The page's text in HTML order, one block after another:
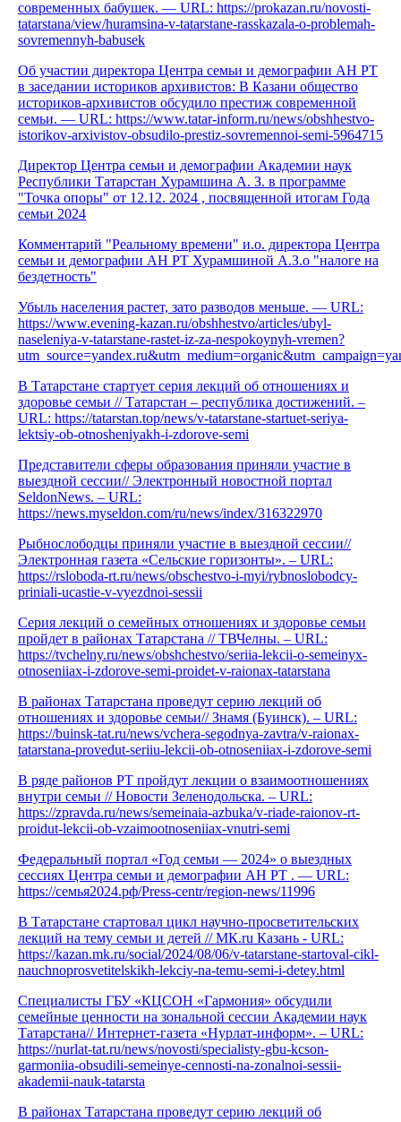
современных бабушек. — URL: https://prokazan.ru/novosti-
tatarstana/view/huramsina-v-tatarstane-rasskazala-o-problemah-
sovremennyh-babusek
Об участии директора Центра семьи и демографии АН РТ
в заседании историков архивистов: В Казани общество
историков-архивистов обсудило престиж современной
семьи. — URL: https://www.tatar-inform.ru/news/obshhestvo-
istorikov-arxivistov-obsudilo-prestiz-sovremennoi-semi-5964715
Директор Центра семьи и демографии Академии наук
Республики Татарстан Хурамшина А. З. в программе
"Точка опоры" от 12.12. 2024 , посвященной итогам Года
семьи 2024
Комментарий "Реальному времени" и.о. директора Центра
семьи и демографии АН РТ Хурамшиной А.З.о "налоге на
бездетность"
Убыль населения растет, зато разводов меньше. — URL:
https://www.evening-kazan.ru/obshhestvo/articles/ubyl-
naseleniya-v-tatarstane-rastet-iz-za-nespokoynyh-vremen?
В Татарстане стартует серия лекций об отношениях и
здоровье семьи // Татарстан – республика достижений. –
URL: https://tatarstan.top/news/v-tatarstane-startuet-seriya-
lektsiy-ob-otnosheniyakh-i-zdorove-semi
Представители сферы образования приняли участие в
выездной сессии// Электронный новостной портал
SeldonNews. – URL:
https://news.myseldon.com/ru/news/index/316322970
Рыбнослободцы приняли участие в выездной сессии//
Электронная газета «Сельские горизонты». – URL:
https://rsloboda-rt.ru/news/obschestvo-i-myi/rybnoslobodcy-
priniali-ucastie-v-vyezdnoi-sessii
Серия лекций о семейных отношениях и здоровье семьи
пройдет в районах Татарстана // ТВЧелны. – URL:
https://tvchelny.ru/news/obshchestvo/seriia-lekcii-o-semeinyx-
otnoseniiax-i-zdorove-semi-proidet-v-raionax-tatarstana
В районах Татарстана проведут серию лекций об
отношениях и здоровье семьи// Знамя (Буинск). – URL:
https://buinsk-tat.ru/news/vchera-segodnya-zavtra/v-raionax-
tatarstana-provedut-seriiu-lekcii-ob-otnoseniiax-i-zdorove-semi
В ряде районов РТ пройдут лекции о взаимоотношениях
внутри семьи // Новости Зеленодольска. – URL:
https://zpravda.ru/news/semeinaia-azbuka/v-riade-raionov-rt-
proidut-lekcii-ob-vzaimootnoseniiax-vnutri-semi
Федеральный портал «Год семьи — 2024» о выездных
сессиях Центра семьи и демографии АН РТ . — URL:
https://семья2024.рф/Press-centr/region-news/11996
В Татарстане стартовал цикл научно-просветительских
лекций на тему семьи и детей // MК.ru Казань - URL:
https://kazan.mk.ru/social/2024/08/06/v-tatarstane-startoval-cikl-
nauchnoprosvetitelskikh-lekciy-na-temu-semi-i-detey.html
Специалисты ГБУ «КЦСОН «Гармония» обсудили
семейные ценности на зональной сессии Академии наук
Татарстана// Интернет-газета «Нурлат-информ». – URL:
https://nurlat-tat.ru/news/novosti/specialisty-gbu-kcson-
garmoniia-obsudili-semeinye-cennosti-na-zonalnoi-sessii-
akademii-nauk-tatarsta
В районах Татарстана проведут серию лекций об